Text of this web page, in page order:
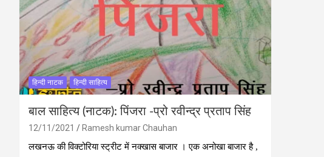
हिन्‍दी नाटक हिन्दी साहित्य
बाल साहित्य (नाटक): पिंजरा -प्रो रवीन्द्र प्रताप सिंह
12/11/2021
Ramesh kumar Chauhan
लखनऊ की विक्टोरिया स्ट्रीट में नक्खास बाजार । एक अनोखा बाजार है ,